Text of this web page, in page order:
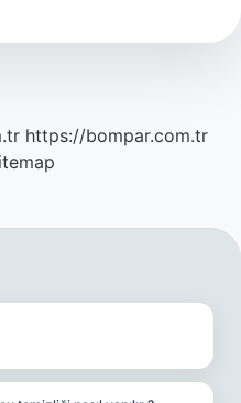
https://bompar.com.tr